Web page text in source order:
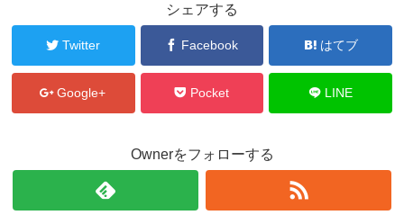
シェアする
Twitter Facebook はてブ
Google+ Pocket LINE
Ownerをフォローする